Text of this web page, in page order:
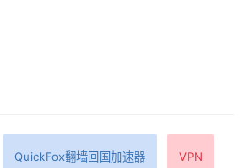
QuickFox翻墙回国加速器 VPN